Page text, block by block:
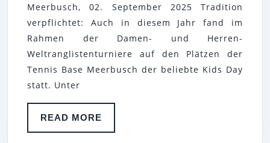
ITF
IM
TB
Meerbusch, 02. September 2025 Tradition
verpflichtet: Auch in diesem Jahr fand im
Rahmen der Damen- und Herren-
Weltranglistenturniere auf den Plätzen der
Tennis Base Meerbusch der beliebte Kids Day
statt. Unter
READ MORE
MORE